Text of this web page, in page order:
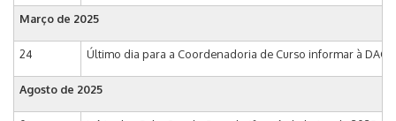
Março de 2025
24 Último dia para a Coordenadoria de Curso informar à DAC
Agosto de 2025